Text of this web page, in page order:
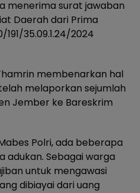
menerima surat jawaban
Daerah dari Prima
35.09.1.24/2024
membenarkan hal
melaporkan sejumlah
Jember ke Bareskrim
Polri, ada beberapa
adukan. Sebagai warga
untuk mengawasi
dibiayai dari uang